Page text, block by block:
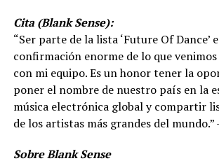
Cita (Blank Sense):
“Ser parte de la lista ‘Future Of Dance’
confirmación enorme de lo que
con mi equipo. Es un honor tener la
poner el nombre de nuestro país en la
música electrónica global y compartir
de los artistas más grandes del mundo.”
Sobre Blank Sense